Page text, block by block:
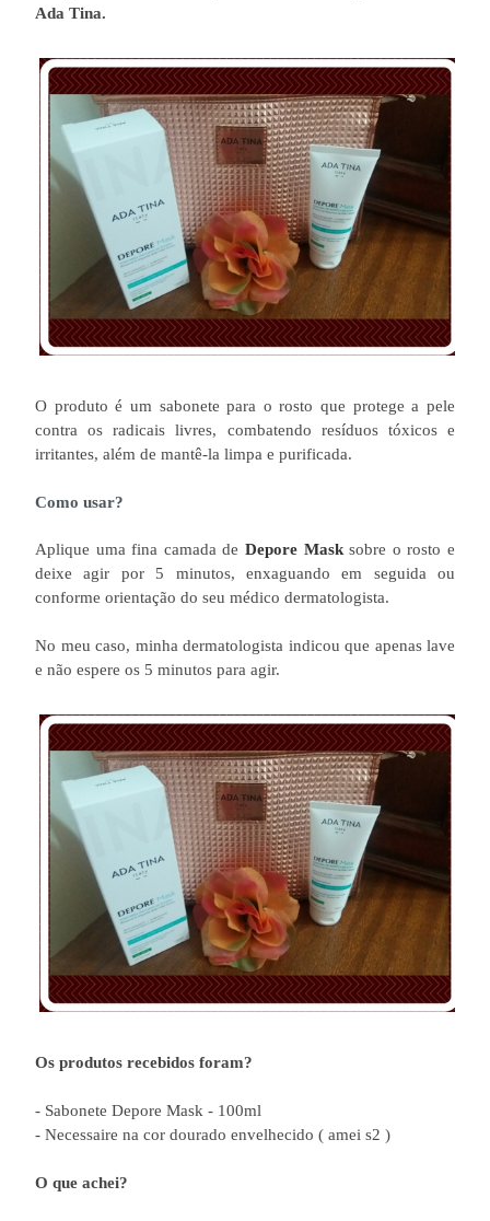
Ada Tina.
O produto é um sabonete para o rosto que protege a pele
contra os radicais livres, combatendo resíduos tóxicos e
irritantes, além de mantê-la limpa e purificada.
Como usar?
Aplique uma fina camada de Depore Masksobre o rosto e
deixe agir por 5 minutos, enxaguando em seguida ou
conforme orientação do seu médico dermatologista.
No meu caso, minha dermatologista indicou que apenas lave
e não espere os 5 minutos para agir.
Os produtos recebidos foram?
- Sabonete Depore Mask - 100ml
- Necessaire na cor dourado envelhecido ( amei s2 )
O que achei?